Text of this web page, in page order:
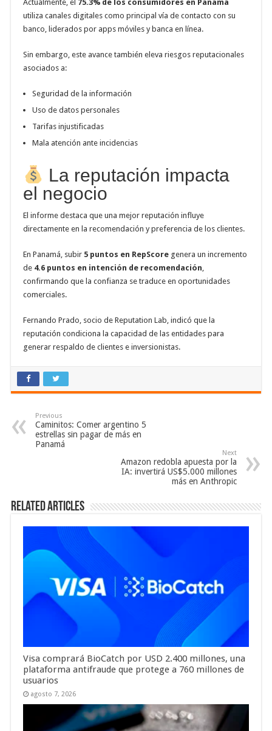
Actualmente, el 75.3% de los consumidores en Panamá
utiliza canales digitales como principal vía de contacto con su
banco, liderados por apps móviles y banca en línea.
Sin embargo, este avance también eleva riesgos reputacionales
asociados a:
Seguridad de la información
Uso de datos personales
Tarifas injustificadas
Mala atención ante incidencias
La reputación impacta
el negocio
El informe destaca que una mejor reputación influye
directamente en la recomendación y preferencia de los clientes.
En Panamá, subir 5 puntos en RepScore genera un incremento
de 4.6 puntos en intención de recomendación
confirmando que la confianza se traduce en oportunidades
comerciales.
Fernando Prado, socio de Reputation Lab, indicó que la
reputación condiciona la capacidad de las entidades para
generar respaldo de clientes e inversionistas.
Previous
Caminitos: Comer argentino 5
estrellas sin pagar de más en
Panamá
Next
Amazon redobla apuesta por la
IA: invertirá US$5.000 millones
más en Anthropic
Related Articles
Visa comprará BioCatch por USD 2.400 millones, una
plataforma antifraude que protege a 760 millones de
usuarios
agosto 7, 2026